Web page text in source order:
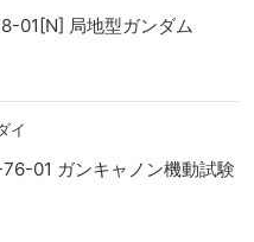
01[N] 局地型ガンダム
イ
01 ガンキャノン機動試験